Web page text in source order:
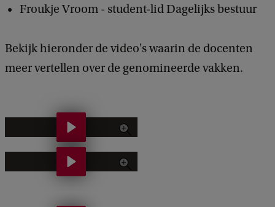
Froukje Vroom - student-lid Dagelijks bestuur
Bekijk hieronder de video's waarin de docenten
meer vertellen over de genomineerde vakken.